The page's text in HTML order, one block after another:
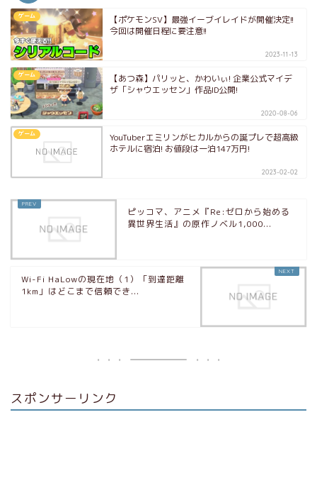
ゲーム
【ポケモンSV】最強イーブイレイドが開催決定!!
今回は開催日程に要注意!!
2023-11-13
ゲーム
【あつ森】パリッと、かわいぃ! 企業公式マイデ
ザ「シャウエッセン」作品ID公開!
2020-08-06
ゲーム
YouTuberエミリンがヒカルからの誕プレで超高級
ホテルに宿泊! お値段は一泊147万円!
2023-02-02
ピッコマ、アニメ『Re:ゼロから始める
異世界生活』の原作ノベル1,000...
Wi-Fi HaLowの現在地（1）「到達距離
1km」はどこまで信頼でき...
スポンサーリンク